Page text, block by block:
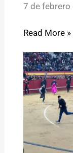
7 de febrero
Read More »